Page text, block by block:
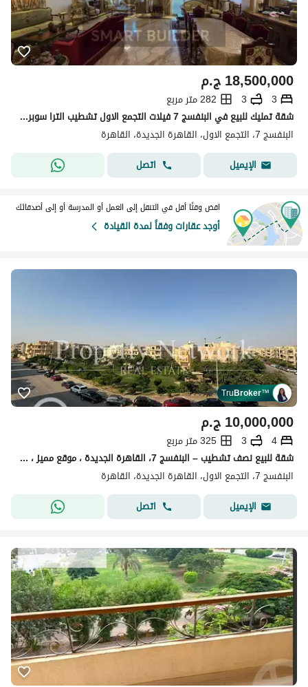
ج.م18,500,000
3
3
282 متر مربع
شقة تمليك للبيع في البنفسج 7 فيلات التجمع الاول تشطيب الترا سوبر لوكس كل الخامات المستخدمة مستوردة من الخارج دور ثاني مساحة الشقة 282 مكان اسانسير
البنفسج 7، التجمع الاول، القاهرة الجديدة، القاهرة
الإيميل
اتصل
اقض وقتًا أقل في التنقل إلى العمل أو المدرسة أو إلى أصدقائك
أوجد عقارات وفقاً لمدة القيادة
TruBroker™
ج.م10,000,000
4
3
325 متر مربع
شقة للبيع نصف تشطيب – البنفسج 7، القاهرة الجديدة ، موقع مميز ، جاهزة للاستلام الفوري
البنفسج 7، التجمع الاول، القاهرة الجديدة، القاهرة
الإيميل
اتصل